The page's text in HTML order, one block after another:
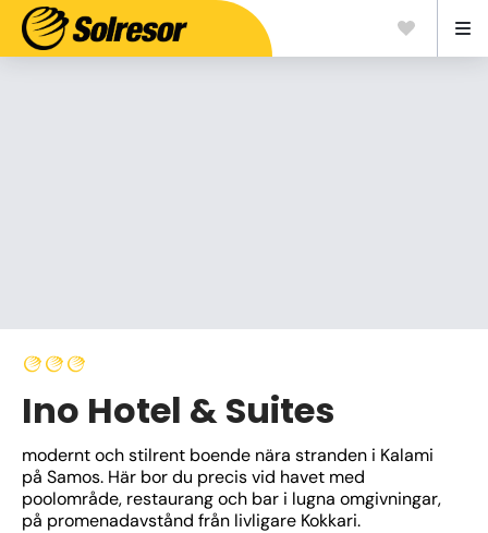
Ino Hotel & Suites
modernt och stilrent boende nära stranden i Kalami
på Samos. Här bor du precis vid havet med
poolområde, restaurang och bar i lugna omgivningar,
på promenadavstånd från livligare Kokkari.